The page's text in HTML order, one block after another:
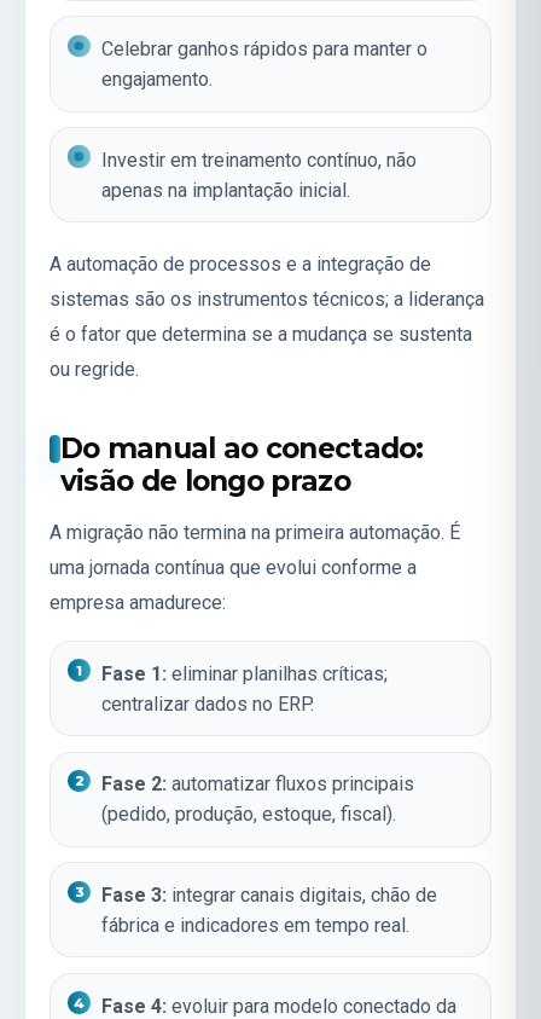
Celebrar ganhos rápidos para manter o
engajamento.
Investir em treinamento contínuo, não
apenas na implantação inicial.
A automação de processos e a integração de
sistemas são os instrumentos técnicos; a liderança
é o fator que determina se a mudança se sustenta
ou regride.
Do manual ao conectado:
visão de longo prazo
A migração não termina na primeira automação. É
uma jornada contínua que evolui conforme a
empresa amadurece:
Fase 1: eliminar planilhas críticas;
centralizar dados no ERP.
Fase 2: automatizar fluxos principais
(pedido, produção, estoque, fiscal).
Fase 3: integrar canais digitais, chão de
fábrica e indicadores em tempo real.
Fase 4: evoluir para modelo conectado da